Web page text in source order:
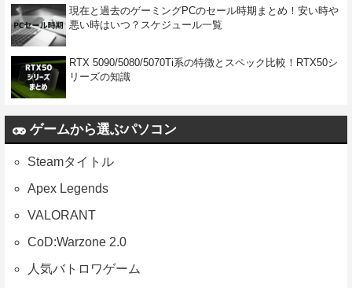
現在と過去のゲーミングPCのセール時期まとめ！安い時や
悪い時はいつ？スケジュール一覧
RTX 5090/5080/5070Ti系の特徴とスペック比較！RTX50シ
リーズの知識
ゲームから選ぶパソコン
Steamタイトル
Apex Legends
VALORANT
CoD:Warzone 2.0
人気バトロワゲーム